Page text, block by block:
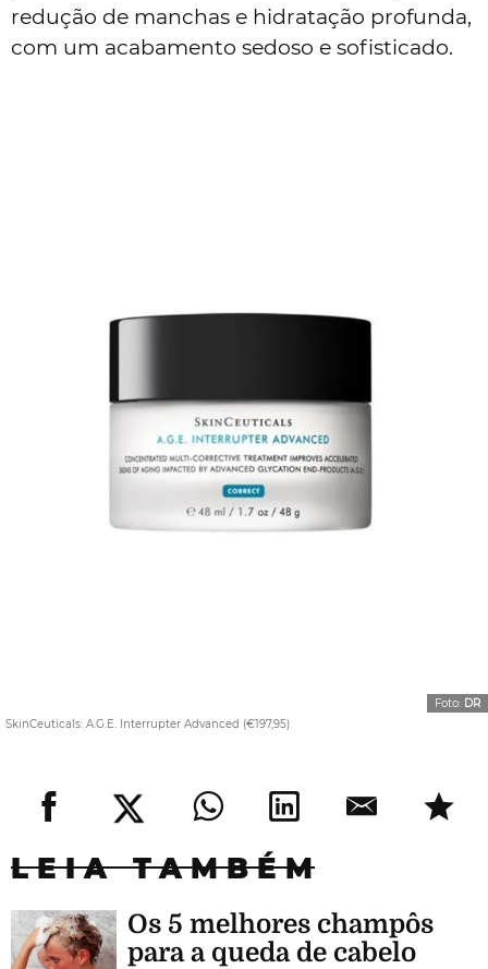
redução de manchas e hidratação profunda,
com um acabamento sedoso e sofisticado.
SkinCeuticals: A.G.E. Interrupter Advanced (€197,95)
Foto: DR
LEIA TAMBÉM
Os 5 melhores champôs
para a queda de cabelo